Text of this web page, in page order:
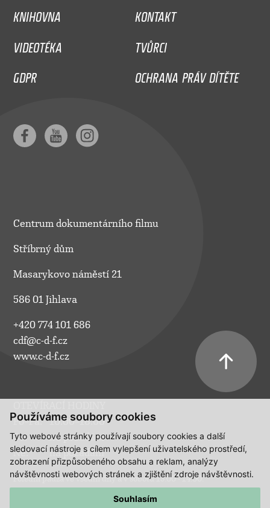
Používáme soubory cookies
Tyto webové stránky používají soubory cookies a další
sledovací nástroje s cílem vylepšení uživatelského prostředí,
zobrazení přizpůsobeného obsahu a reklam, analýzy
návštěvnosti webových stránek a zjištění zdroje návštěvnosti.
Souhlasím
KNIHOVNA
KONTAKT
VIDEOTÉKA
TVŮRCI
GDPR
OCHRANA PRÁV DÍTĚTE
Centrum dokumentárního filmu
Stříbrný dům
Masarykovo náměstí 21
586 01 Jihlava
+420 774 101 686
cdf@c-d-f.cz
www.c-d-f.cz
Po–Pá:
10.00–18.00
So:
na požádání
Ne:
na požádání
Polední pauza ve všední dny a v sobotu 13:00 - 14:00.